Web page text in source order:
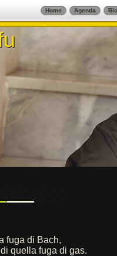
Home Agenda
fuga di Bach,
quella fuga di gas.